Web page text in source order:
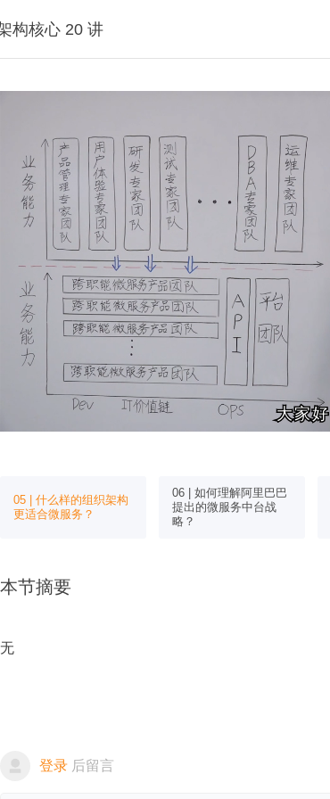
构核心 20 讲
大家好
大家好
05 | 什么样的组织架构
更适合微服务？
06 | 如何理解阿里巴巴
提出的微服务中台战
略？
本节摘要
无
登录 后留言